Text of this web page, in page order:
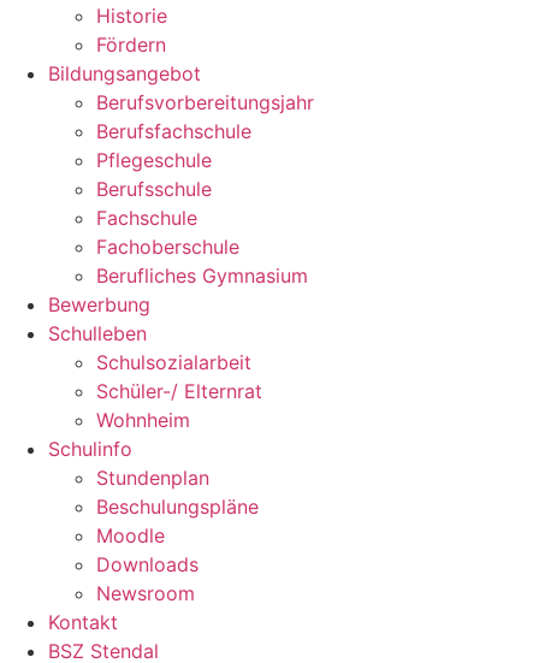
Historie
Fördern
Bildungsangebot
Berufsvorbereitungsjahr
Berufsfachschule
Pflegeschule
Berufsschule
Fachschule
Fachoberschule
Berufliches Gymnasium
Bewerbung
Schulleben
Schulsozialarbeit
Schüler-/ Elternrat
Wohnheim
Schulinfo
Stundenplan
Beschulungspläne
Moodle
Downloads
Newsroom
Kontakt
BSZ Stendal